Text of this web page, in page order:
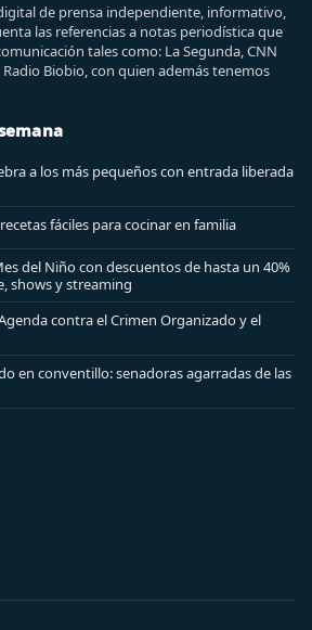
de prensa independiente, informativo,
las referencias a notas periodística que
tales como: La Segunda, CNN
Radio Biobio, con quien además tenemos
a los más pequeños con entrada liberada
fáciles para cocinar en familia
del Niño con descuentos de hasta un 40%
shows y streaming
contra el Crimen Organizado y el
en conventillo: senadoras agarradas de las